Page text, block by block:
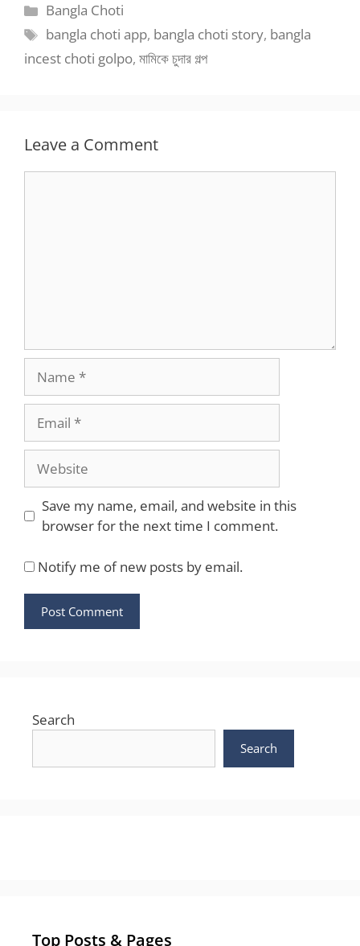
Categories
Bangla Choti
Tags
bangla choti app, bangla choti story, bangla
incest choti golpo, মামিকে চুদার গল্প
Leave a Comment
Website
Save my name, email, and website in this
browser for the next time I comment.
Notify me of new posts by email.
Search
Search
Top Posts & Pages